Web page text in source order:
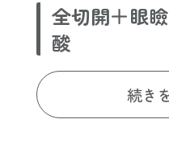
全切開＋眼
酸
続き